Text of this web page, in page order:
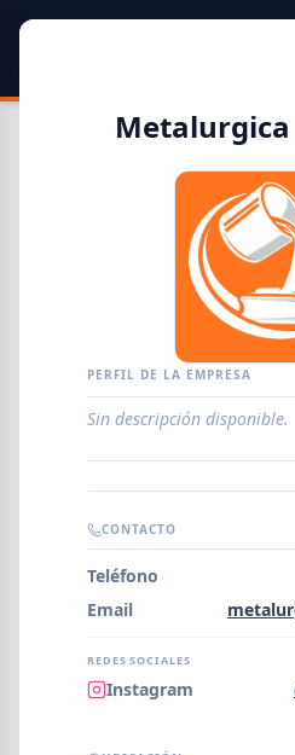
Guía de Empresas
EMPRESAS AGREGAR
Error al cargar
PERFIL DE LA EMPRESA
Sin descripción disponible.
CONTACTO
Teléfono
Email
REDES SOCIALES
Instagram